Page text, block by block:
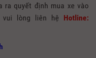
ra quyết định mua xe vào
vui lòng liên hệ Hotline: